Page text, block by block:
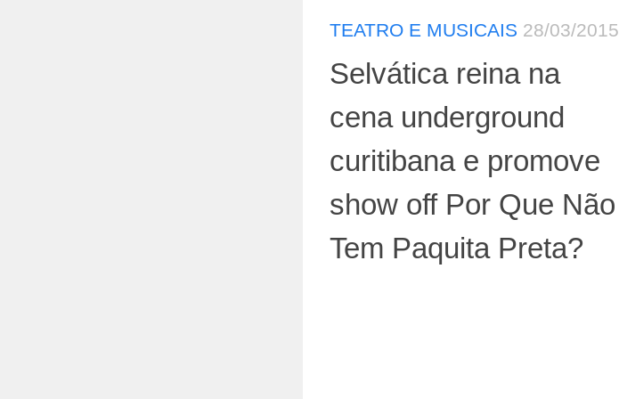
TEATRO E MUSICAIS 28/03/2015
Selvática reina na
cena underground
curitibana e promove
show off Por Que Não
Tem Paquita Preta?